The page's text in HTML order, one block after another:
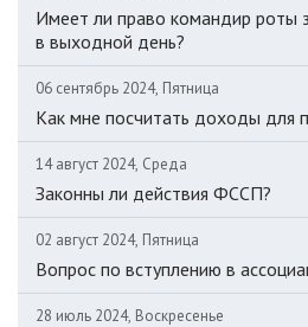
Имеет ли право командир роты
в выходной день?
06 сентябрь 2024, Пятница
Как мне посчитать доходы для
14 август 2024, Среда
Законны ли действия ФССП?
02 август 2024, Пятница
Вопрос по вступлению в
28 июль 2024, Воскресенье